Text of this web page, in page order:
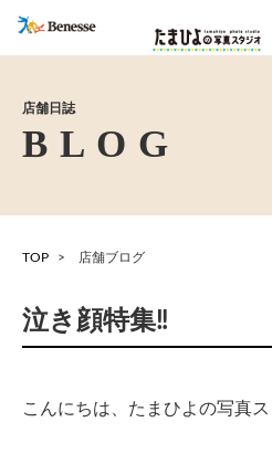
店舗日誌
TOP 店舗ブログ
泣き顔特集‼︎
こんにちは、たまひよの写真